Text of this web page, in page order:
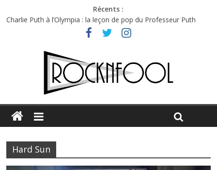
Récents :
Charlie Puth à l’Olympia : la leçon de pop du Professeur Puth
Festival Triptyque : un nouveau festival de musique indépendant
Hellfest 2026 vendredi : température et émotions en hausse
Hellfest 2026 jeudi : impossible de choisir entre chaleur et bonne
Première édition du Midgard Festival : entre bière, métal et
Hard Sun